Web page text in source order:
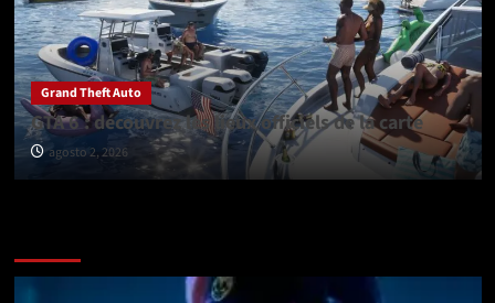
Grand Theft Auto
GTA 6 : découvrez les lieux officiels de la carte
agosto 2, 2026